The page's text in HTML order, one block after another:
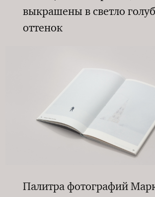
выкрашены в светло
оттенок
Палитра фотографий